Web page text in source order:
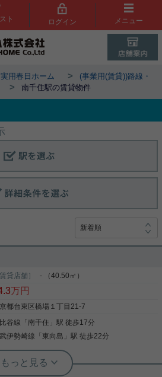
ト ログイン メニュー
用春日ホーム >
(事業用(賃貸))路線・
> 南千住駅の賃貸物件
賃貸店舗］ - （40.50㎡）
万円
都台東区橋場１丁目21-7
谷線 「南千住 」駅 徒歩17分
伊勢崎線 「 東向島 」駅 徒歩22分
式会社 本店） スタッフ高橋
上階 2駅利用可 2沿線利用可 礼金1ヶ